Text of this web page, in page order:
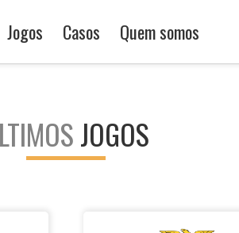
Jogos Casos Quem somos
JOGOS